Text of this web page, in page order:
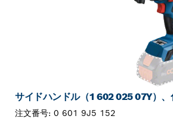
サイドハンドル（1 602 025 07Y）、
注文番号: 0 601 9J5 152